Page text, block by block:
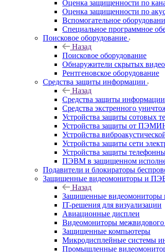
Оценка защищенности по
Оценка защищенности по
Вспомогательное
Специальное программное
Поисковое оборудование
Назад
Поисковое оборудование
Обнаружители скрытых
Рентгеновское оборудование
Средства защиты информации
Назад
Средства защиты информации
Средства экстренного
Устройства защиты сотовых
Устройства защиты от
Устройства
Устройства защиты сети
Устройства защиты
ПЭВМ в защищенном
Подавители и блокираторы
Защищенные видеомониторы и
Назад
Защищенные
IT-решения для визуализации
Авиационные дисплеи
Видеомониторы
Защищенные компьютеры
Микродисплейные системы
Промышленные